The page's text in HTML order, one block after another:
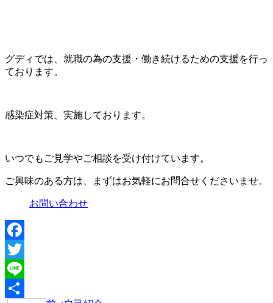
グディでは、就職の為の支援・働き続けるための支援を行っ
ております。
感染症対策、実施しております。
いつでもご見学やご相談を受け付けています。
ご興味のある方は、まずはお気軽にお問合せくださいませ。
お問い合わせ
Facebook
Twitter
Line